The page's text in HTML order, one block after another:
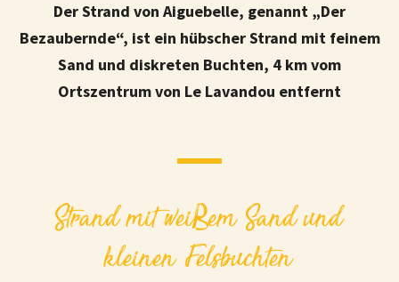
Der Strand von Aiguebelle, genannt „Der
Bezaubernde“, ist ein hübscher Strand mit feinem
Sand und diskreten Buchten, 4 km vom
Ortszentrum von Le Lavandou entfernt
Strand mit weißem Sand und
kleinen Felsbuchten